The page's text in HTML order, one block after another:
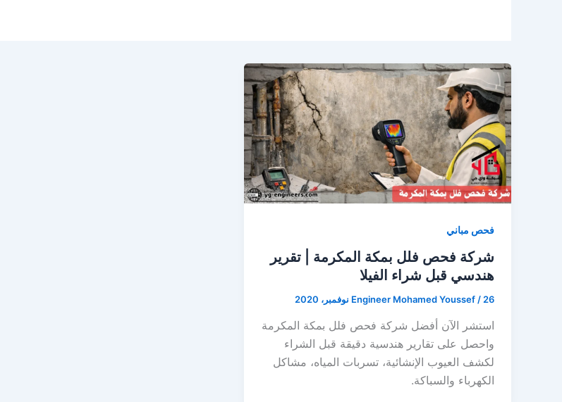
فحص مباني
شركة فحص فلل بمكة المكرمة | تقرير
هندسي قبل شراء الفيلا
Engineer Mohamed Youssef / 26 نوفمبر، 2020
استشر الآن أفضل شركة فحص فلل بمكة المكرمة
واحصل على تقارير هندسية دقيقة قبل الشراء
لكشف العيوب الإنشائية، تسربات المياه، مشاكل
الكهرباء والسباكة.